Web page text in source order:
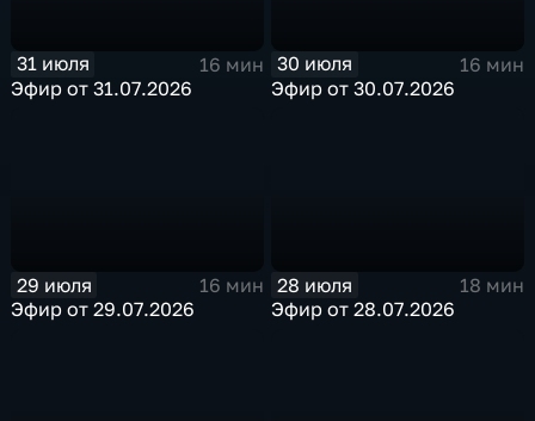
31 июля
16 мин
Эфир от 31.07.2026
30 июля
16 мин
Эфир от 30.07.2026
29 июля
16 мин
Эфир от 29.07.2026
28 июля
18 мин
Эфир от 28.07.2026